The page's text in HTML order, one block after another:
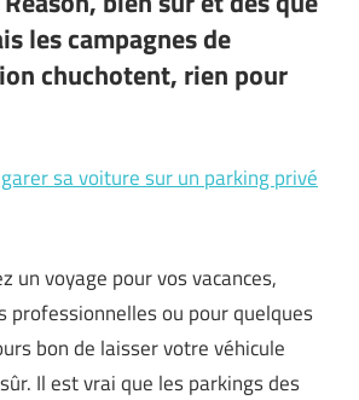
les campagnes de
chuchotent, rien pour
sa voiture sur un parking privé
un voyage pour vos vacances,
professionnelles ou pour quelques
bon de laisser votre véhicule
Il est vrai que les parkings des